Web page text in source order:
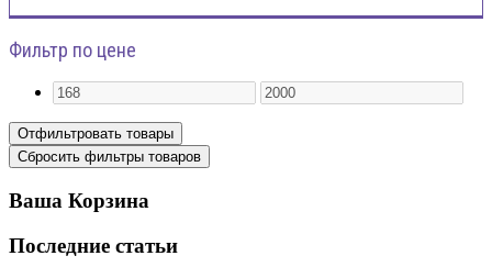
Фильтр по цене
Ваша Корзина
Последние статьи